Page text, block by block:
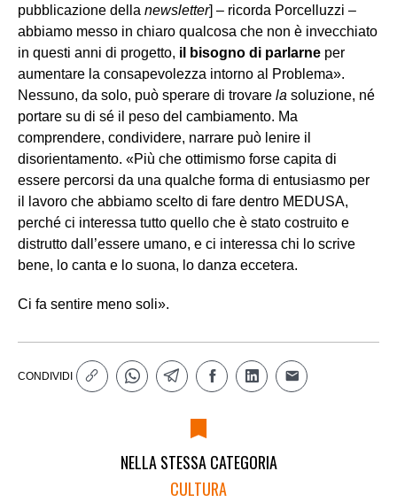
pubblicazione della newsletter] – ricorda Porcelluzzi –
abbiamo messo in chiaro qualcosa che non è invecchiato
in questi anni di progetto, il bisogno di parlarne per
aumentare la consapevolezza intorno al Problema».
Nessuno, da solo, può sperare di trovare la soluzione, né
portare su di sé il peso del cambiamento. Ma
comprendere, condividere, narrare può lenire il
disorientamento. «Più che ottimismo forse capita di
essere percorsi da una qualche forma di entusiasmo per
il lavoro che abbiamo scelto di fare dentro MEDUSA,
perché ci interessa tutto quello che è stato costruito e
distrutto dall’essere umano, e ci interessa chi lo scrive
bene, lo canta e lo suona, lo danza eccetera.
Ci fa sentire meno soli».
CONDIVIDI
NELLA STESSA CATEGORIA
CULTURA